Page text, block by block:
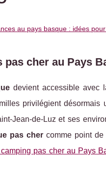
au pays basque : idées
cher au Pays
devient accessible avec
privilégient désormais
Jean-de-Luz et ses
pas cher comme point
pas cher au Pays